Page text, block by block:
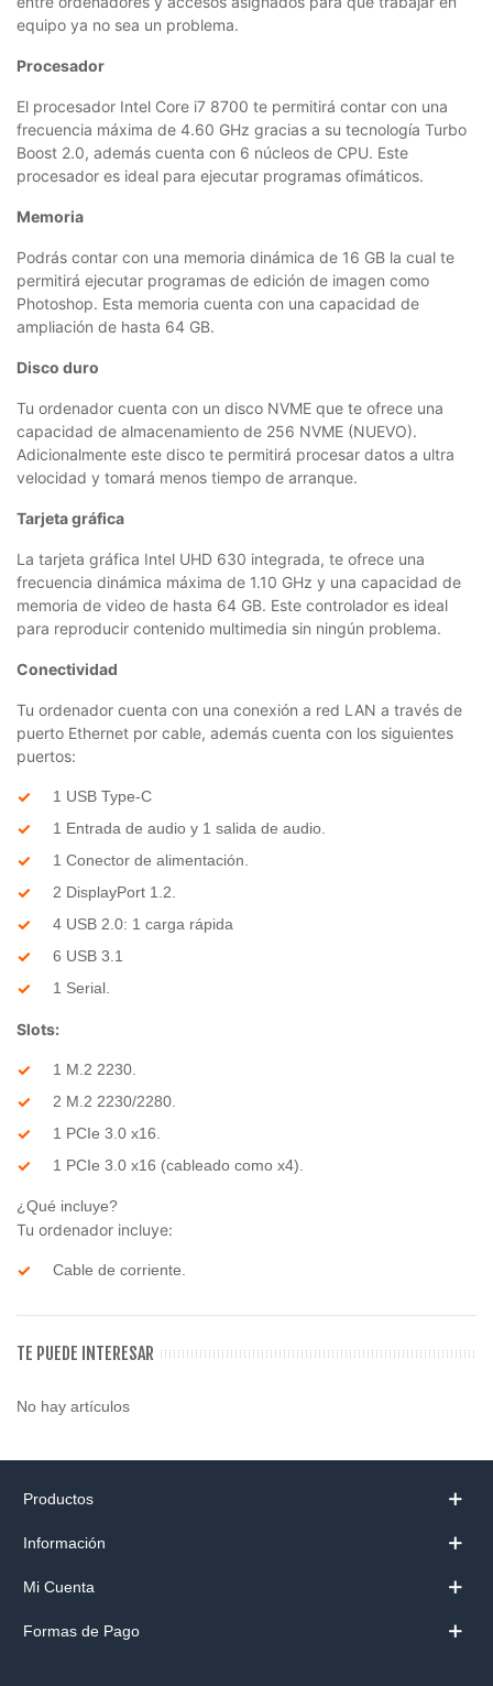
equipo ya no sea un problema.
Procesador
El procesador Intel Core i7 8700 te permitirá contar con una
frecuencia máxima de 4.60 GHz gracias a su tecnología Turbo
Boost 2.0, además cuenta con 6 núcleos de CPU. Este
procesador es ideal para ejecutar programas ofimáticos.
Memoria
Podrás contar con una memoria dinámica de 16 GB la cual te
permitirá ejecutar programas de edición de imagen como
Photoshop. Esta memoria cuenta con una capacidad de
ampliación de hasta 64 GB.
Disco duro
Tu ordenador cuenta con un disco NVME que te ofrece una
capacidad de almacenamiento de 256 NVME (NUEVO).
Adicionalmente este disco te permitirá procesar datos a ultra
velocidad y tomará menos tiempo de arranque.
Tarjeta gráfica
La tarjeta gráfica Intel UHD 630 integrada, te ofrece una
frecuencia dinámica máxima de 1.10 GHz y una capacidad de
memoria de video de hasta 64 GB. Este controlador es ideal
para reproducir contenido multimedia sin ningún problema.
Conectividad
Tu ordenador cuenta con una conexión a red LAN a través de
puerto Ethernet por cable, además cuenta con los siguientes
puertos:
1 USB Type-C
1 Entrada de audio y 1 salida de audio.
1 Conector de alimentación.
2 DisplayPort 1.2.
4 USB 2.0: 1 carga rápida
6 USB 3.1
1 Serial.
Slots:
1 M.2 2230.
2 M.2 2230/2280.
1 PCIe 3.0 x16.
1 PCIe 3.0 x16 (cableado como x4).
¿Qué incluye?
Tu ordenador incluye:
Cable de corriente.
TE PUEDE INTERESAR
No hay artículos
Productos
Información
Mi Cuenta
Formas de Pago